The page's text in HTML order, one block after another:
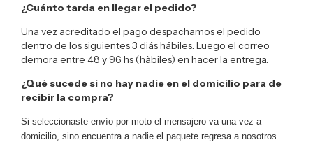
¿Cuánto tarda en llegar el pedido?
Una vez acreditado el pago despachamos el pedido
dentro de los siguientes 3 diás hábiles. Luego el correo
demora entre 48 y 96 hs (hàbiles) en hacer la entrega.
¿Qué sucede si no hay nadie en el domicilio para de
recibir la compra?
Si seleccionaste envío por moto el mensajero va una vez a
domicilio, sino encuentra a nadie el paquete regresa a nosotros.